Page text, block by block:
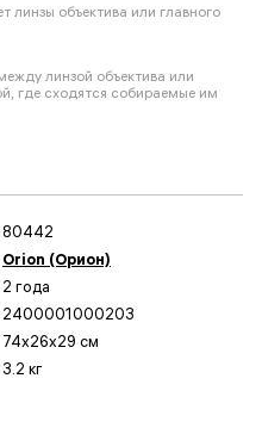
линзы объектива или главного
линзой объектива или
где сходятся собираемые им
80442
Orion (Орион)
2 года
2400001000203
74x26x29 см
3.2 кг